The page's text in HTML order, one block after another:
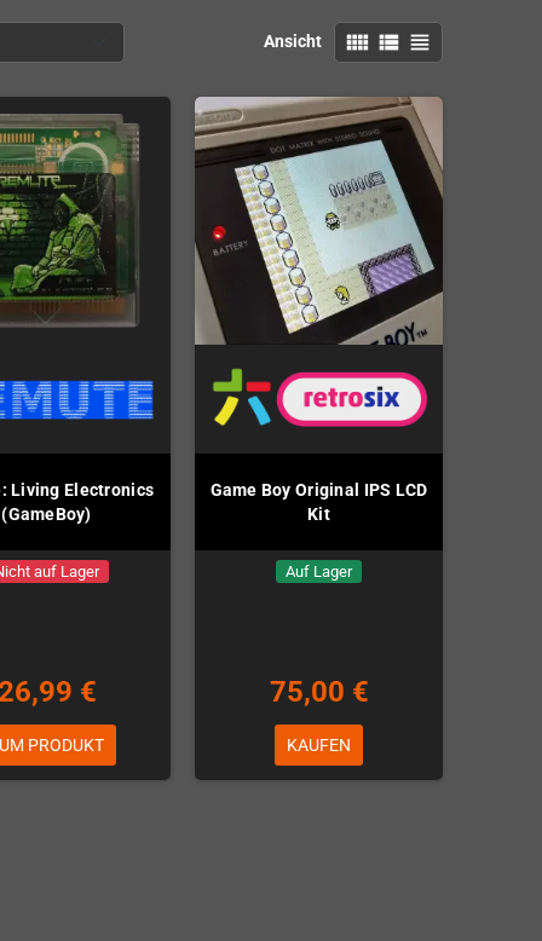
Ansicht view_comfy view_list view_headline
Living Electronics
(GameBoy)
auf Lager
€
PRODUKT
Game Boy Original IPS LCD
Kit
Auf Lager
75,00 €
KAUFEN